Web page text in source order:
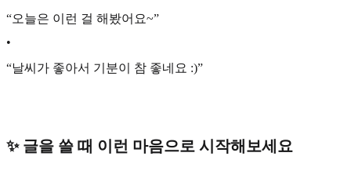
“오늘은 이런 걸 해봤어요~”
•
“날씨가 좋아서 기분이 참 좋네요 :)”
✨ 글을 쓸 때 이런 마음으로 시작해보세요